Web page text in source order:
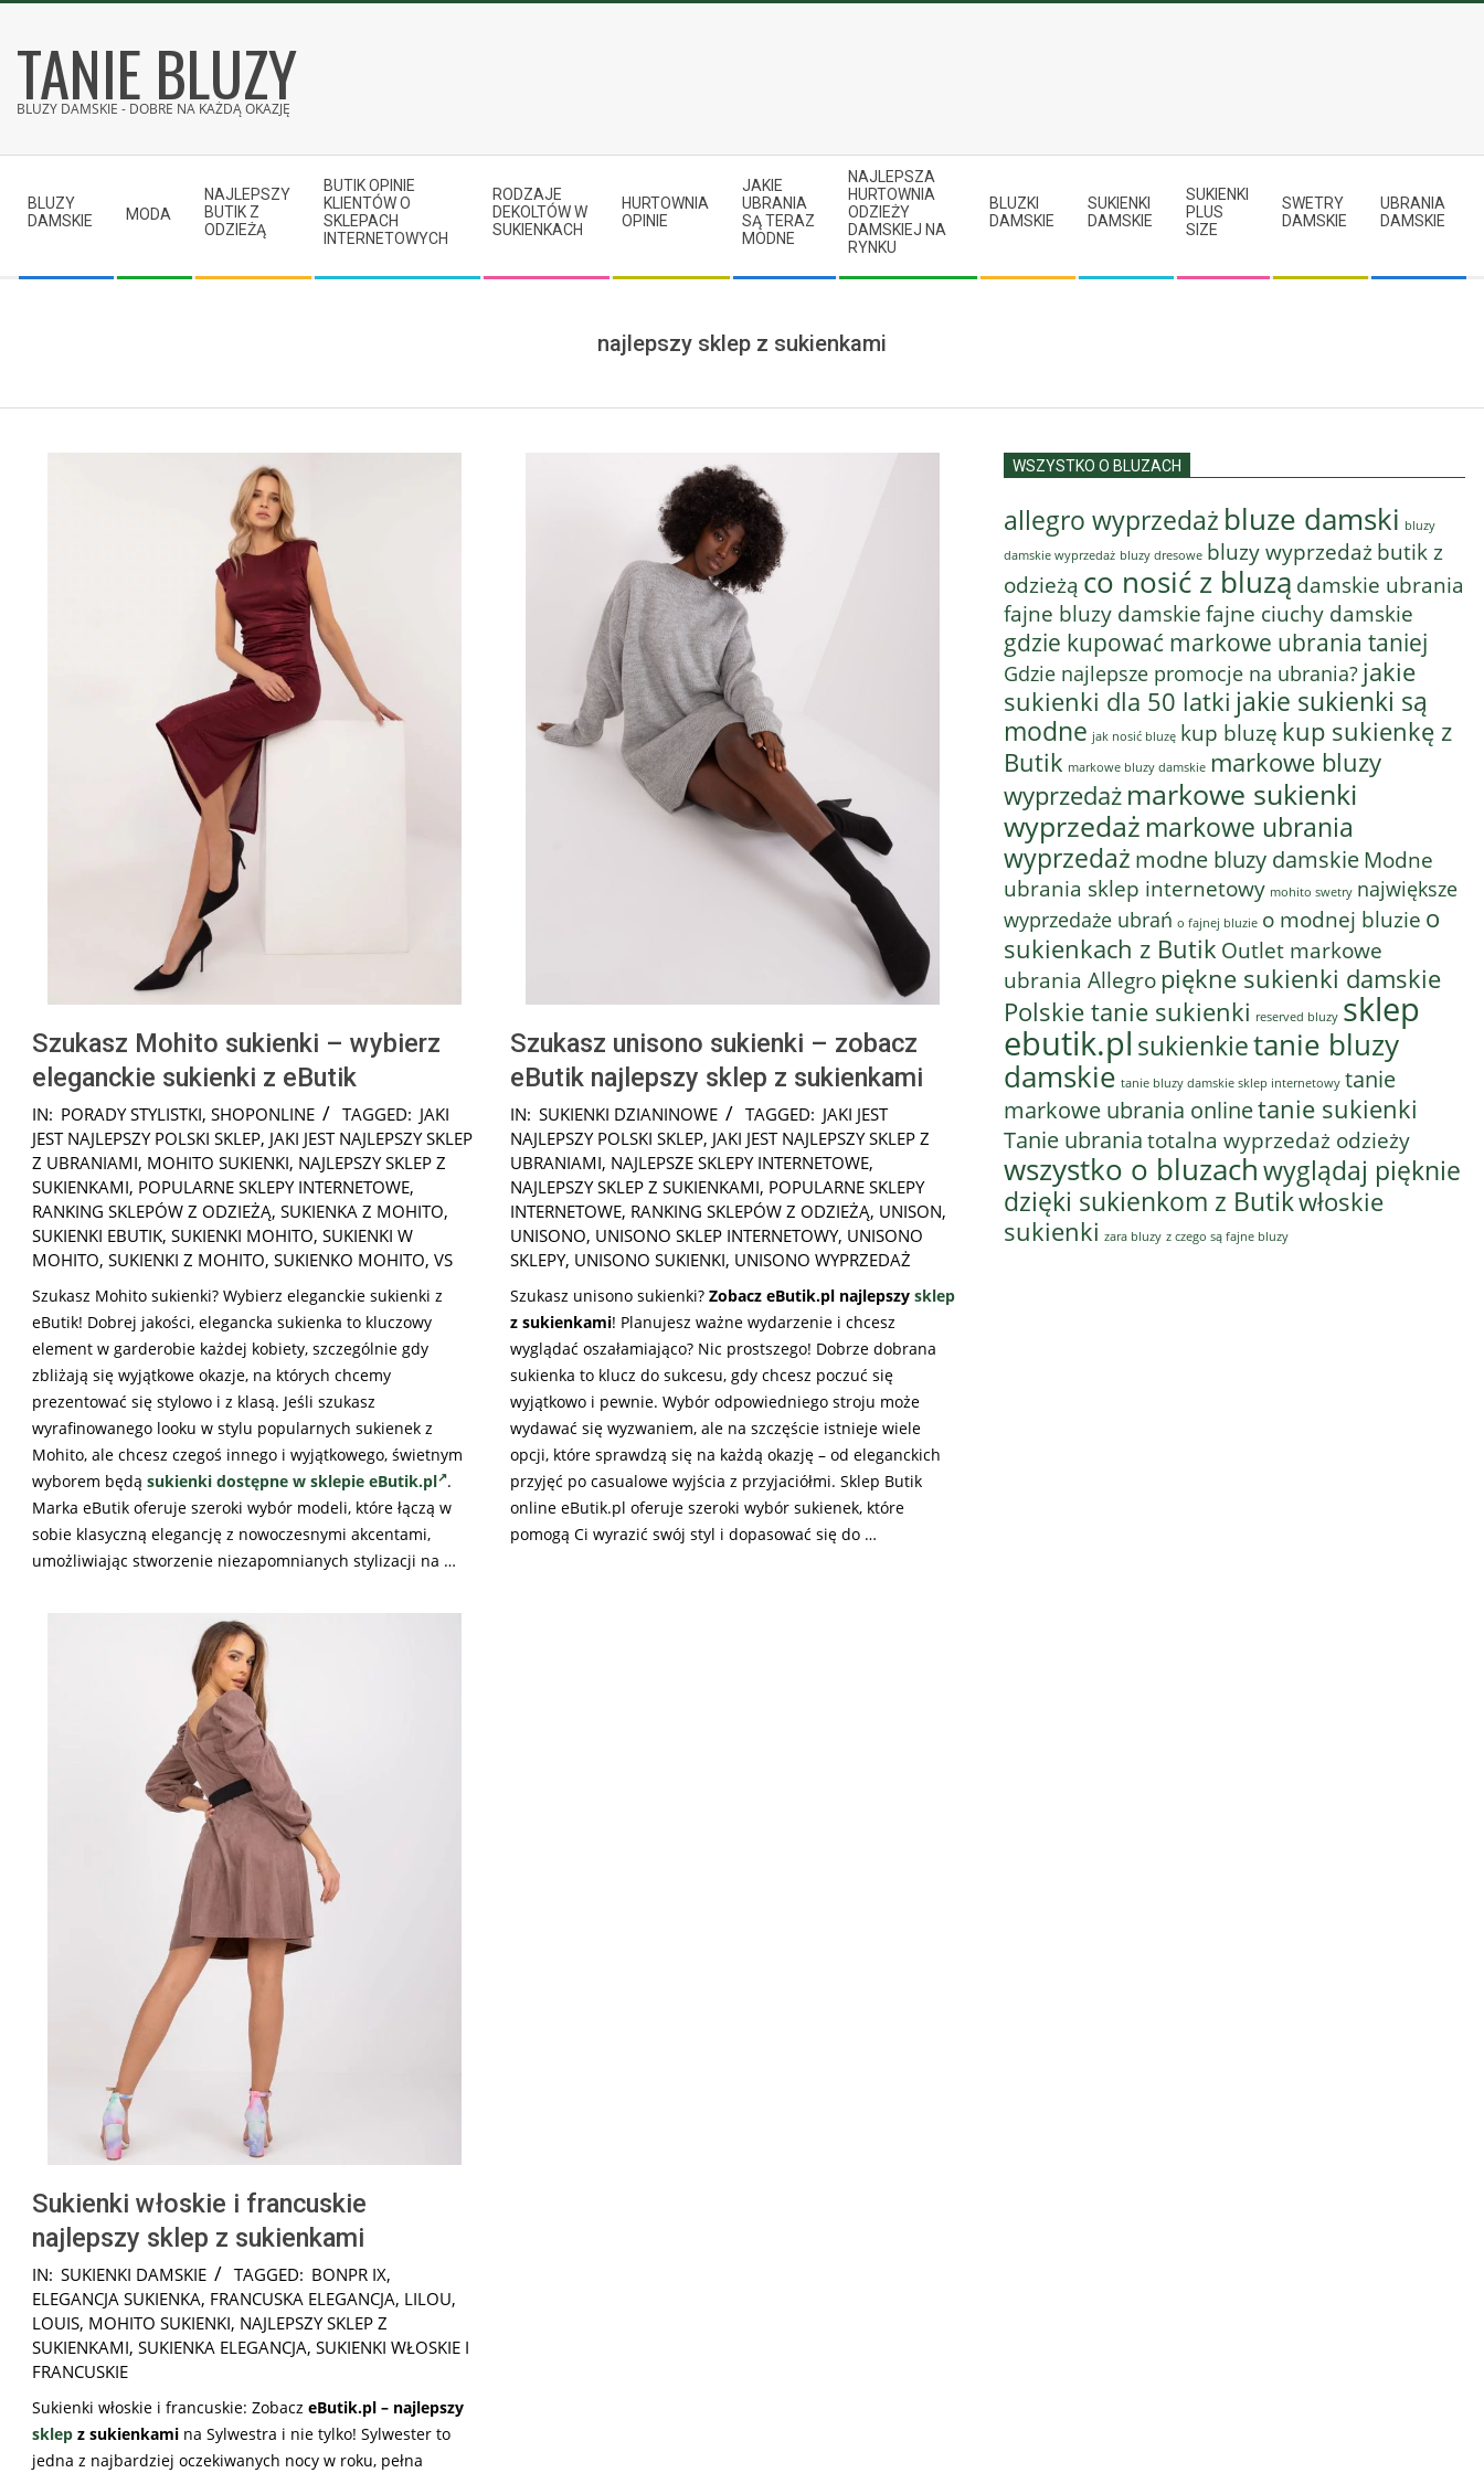
content
TANIE BLUZY
BLUZY DAMSKIE - DOBRE NA KAŻDĄ OKAZJĘ
Navigation
Menu
BLUZY
DAMSKIE
MODA
NAJLEPSZY
BUTIK Z
ODZIEŻĄ
BUTIK OPINIE
KLIENTÓW O
SKLEPACH
INTERNETOWYCH
RODZAJE
DEKOLTÓW W
SUKIENKACH
HURTOWNIA
OPINIE
JAKIE
UBRANIA
SĄ TERAZ
MODNE
NAJLEPSZA
HURTOWNIA
ODZIEŻY
DAMSKIEJ NA
RYNKU
BLUZKI
DAMSKIE
SUKIENKI
DAMSKIE
SUKIENKI
PLUS
SIZE
SWETRY
DAMSKIE
UBRANIA
DAMSKIE
najlepszy sklep z sukienkami
Szukasz Mohito sukienki – wybierz
eleganckie sukienki z eButik
2026-
06-
13
IN: PORADY STYLISTKI, SHOPONLINE TAGGED: JAKI
JEST NAJLEPSZY POLSKI SKLEP, JAKI JEST NAJLEPSZY SKLEP
Z UBRANIAMI, MOHITO SUKIENKI, NAJLEPSZY SKLEP Z
SUKIENKAMI, POPULARNE SKLEPY INTERNETOWE,
RANKING SKLEPÓW Z ODZIEŻĄ, SUKIENKA Z MOHITO,
SUKIENKI EBUTIK, SUKIENKI MOHITO, SUKIENKI W
MOHITO, SUKIENKI Z MOHITO, SUKIENKO MOHITO, VS
Szukasz Mohito sukienki? Wybierz eleganckie sukienki z
eButik! Dobrej jakości, elegancka sukienka to kluczowy
element w garderobie każdej kobiety, szczególnie gdy
zbliżają się wyjątkowe okazje, na których chcemy
prezentować się stylowo i z klasą. Jeśli szukasz
wyrafinowanego looku w stylu popularnych sukienek z
Mohito, ale chcesz czegoś innego i wyjątkowego, świetnym
wyborem będą sukienki dostępne w sklepie eButik.pl .
Marka eButik oferuje szeroki wybór modeli, które łączą w
sobie klasyczną elegancję z nowoczesnymi akcentami,
umożliwiając stworzenie niezapomnianych stylizacji na …
Szukasz unisono sukienki – zobacz
eButik najlepszy sklep z sukienkami
2025-
08-
20
IN: SUKIENKI DZIANINOWE TAGGED: JAKI JEST
NAJLEPSZY POLSKI SKLEP, JAKI JEST NAJLEPSZY SKLEP Z
UBRANIAMI, NAJLEPSZE SKLEPY INTERNETOWE,
NAJLEPSZY SKLEP Z SUKIENKAMI, POPULARNE SKLEPY
INTERNETOWE, RANKING SKLEPÓW Z ODZIEŻĄ, UNISON,
UNISONO, UNISONO SKLEP INTERNETOWY, UNISONO
SKLEPY, UNISONO SUKIENKI, UNISONO WYPRZEDAŻ
Szukasz unisono sukienki? Zobacz eButik.pl najlepszy sklep
z sukienkami! Planujesz ważne wydarzenie i chcesz
wyglądać oszałamiająco? Nic prostszego! Dobrze dobrana
sukienka to klucz do sukcesu, gdy chcesz poczuć się
wyjątkowo i pewnie. Wybór odpowiedniego stroju może
wydawać się wyzwaniem, ale na szczęście istnieje wiele
opcji, które sprawdzą się na każdą okazję – od eleganckich
przyjęć po casualowe wyjścia z przyjaciółmi. Sklep Butik
online eButik.pl oferuje szeroki wybór sukienek, które
pomogą Ci wyrazić swój styl i dopasować się do …
Sukienki włoskie i francuskie
najlepszy sklep z sukienkami
2025-
08-
19
IN: SUKIENKI DAMSKIE TAGGED: BONPR IX,
ELEGANCJA SUKIENKA, FRANCUSKA ELEGANCJA, LILOU,
LOUIS, MOHITO SUKIENKI, NAJLEPSZY SKLEP Z
SUKIENKAMI, SUKIENKA ELEGANCJA, SUKIENKI WŁOSKIE I
FRANCUSKIE
Sukienki włoskie i francuskie: Zobacz eButik.pl – najlepszy
sklep z sukienkami na Sylwestra i nie tylko! Sylwester to
jedna z najbardziej oczekiwanych nocy w roku, pełna
WSZYSTKO O BLUZACH
allegro wyprzedaż bluze damski bluzy
damskie wyprzedaż bluzy dresowe bluzy wyprzedaż butik z
odzieżą co nosić z bluzą damskie ubrania
fajne bluzy damskiefajne ciuchy damskie
gdzie kupować markowe ubrania taniej
Gdzie najlepsze promocje na ubrania? jakie
sukienki dla 50 latki jakie sukienki są
modne jak nosić bluzę kup bluzę kup sukienkę z
Butik markowe bluzy damskie markowe bluzy
wyprzedaż markowe sukienki
wyprzedaż markowe ubrania
wyprzedaż modne bluzy damskie Modne
ubrania sklep internetowy mohito swetry największe
wyprzedaże ubrań o fajnej bluzie o modnej bluzie o
sukienkach z Butik Outlet markowe
ubrania Allegropiękne sukienki damskie
Polskie tanie sukienki reserved bluzy sklep
ebutik.pl sukienkietanie bluzy
damskie tanie bluzy damskie sklep internetowy tanie
markowe ubrania onlinetanie sukienki
Tanie ubrania totalna wyprzedaż odzieży
wszystko o bluzachwyglądaj pięknie
dzięki sukienkom z Butikwłoskie
sukienki zara bluzy z czego są fajne bluzy